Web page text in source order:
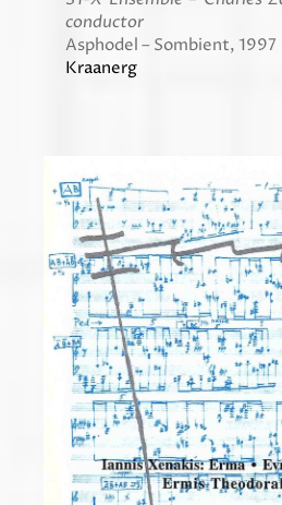
conductor
Asphodel – Sombient, 1997
Kraanerg